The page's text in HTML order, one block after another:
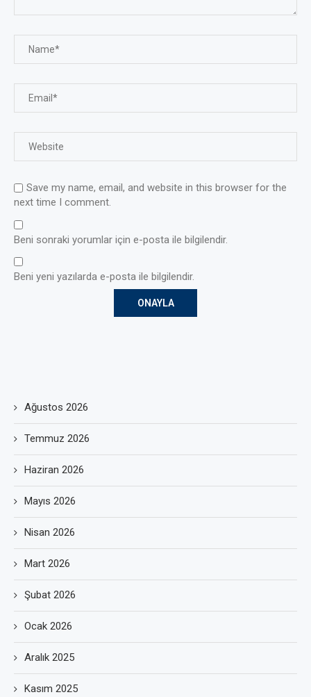
Save my name, email, and website in this browser for the
next time I comment.
Beni sonraki yorumlar için e-posta ile bilgilendir.
Beni yeni yazılarda e-posta ile bilgilendir.
Ağustos 2026
Temmuz 2026
Haziran 2026
Mayıs 2026
Nisan 2026
Mart 2026
Şubat 2026
Ocak 2026
Aralık 2025
Kasım 2025